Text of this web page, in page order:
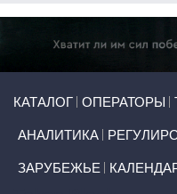
КАТАЛОГ ОПЕРАТОРЫ
АНАЛИТИКА
ЗАРУБЕЖЬЕ